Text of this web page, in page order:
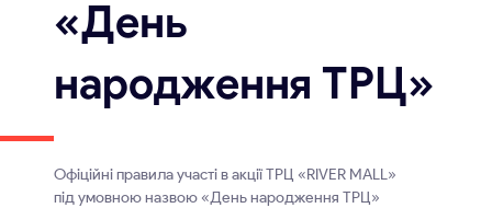
«День
народження ТРЦ»
Офіційні правила участі в акції ТРЦ «RIVER MALL»
під умовною назвою «День народження ТРЦ»